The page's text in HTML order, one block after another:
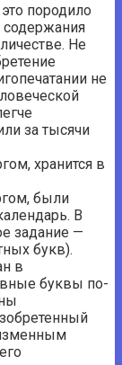
породило
содержания
Не
не
за тысячи
хранится в
были
В
задание —
букв).
в
буквы по-